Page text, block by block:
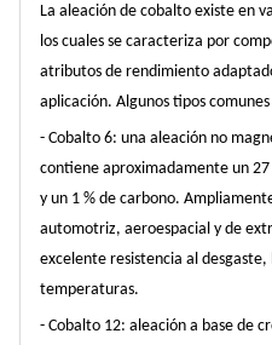
La aleación de cobalto existe en
los cuales se caracteriza por
atributos de rendimiento
aplicación. Algunos tipos
- Cobalto 6: una aleación no
contiene aproximadamente un
y un 1 % de carbono.
automotriz, aeroespacial y de
excelente resistencia al desgaste,
temperaturas.
- Cobalto 12: aleación a base de